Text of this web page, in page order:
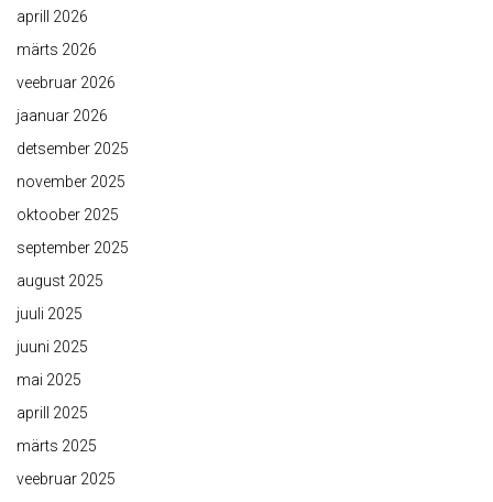
aprill 2026
märts 2026
veebruar 2026
jaanuar 2026
detsember 2025
november 2025
oktoober 2025
september 2025
august 2025
juuli 2025
juuni 2025
mai 2025
aprill 2025
märts 2025
veebruar 2025